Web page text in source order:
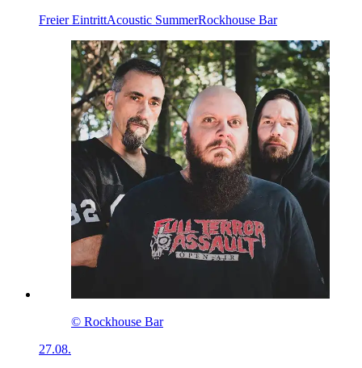
Freier EintrittAcoustic SummerRockhouse Bar
© Rockhouse Bar
27.08.